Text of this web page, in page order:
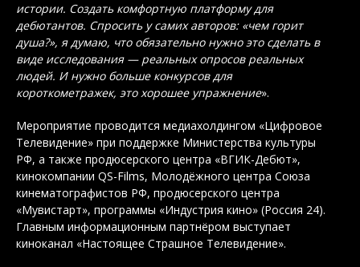
истории. Создать комфортную платформу для
дебютантов. Спросить у самих авторов: «чем горит
душа?», я думаю, что обязательно нужно это сделать в
виде исследования — реальных опросов реальных
людей. И нужно больше конкурсов для
короткометражек, это хорошее упражнение».
Мероприятие проводится медиахолдингом «Цифровое
Телевидение» при поддержке Министерства культуры
РФ, а также продюсерского центра «ВГИК-Дебют»,
кинокомпании QS-Films, Молодёжного центра Союза
кинематографистов РФ, продюсерского центра
«Мувистарт», программы «Индустрия кино» (Россия 24).
Главным информационным партнёром выступает
киноканал «Настоящее Страшное Телевидение».